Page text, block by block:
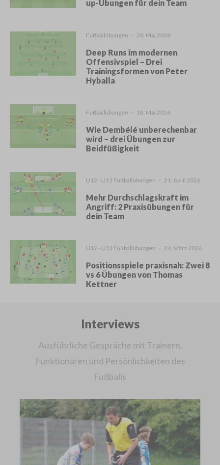
up-Übungen für dein Team
Fußballübungen · 20. Mai 2026
Deep Runs im modernen
Offensivspiel – Drei
Trainingsformen von Peter
Hyballa
Fußballübungen · 18. Mai 2026
Wie Dembélé unberechenbar
wird – drei Übungen zur
Beidfüßigkeit
U12 - U13 Fußballübungen · 21. April 2026
Mehr Durchschlagskraft im
Angriff: 2 Praxisübungen für
dein Team
U12 - U13 Fußballübungen · 24. März 2026
Positionsspiele praxisnah: Zwei 8
vs 6 Übungen von Thomas
Kettner
Interviews
Ausführliche Gespräche mit Trainern,
Funktionären und Persönlichkeiten des
Fußballs